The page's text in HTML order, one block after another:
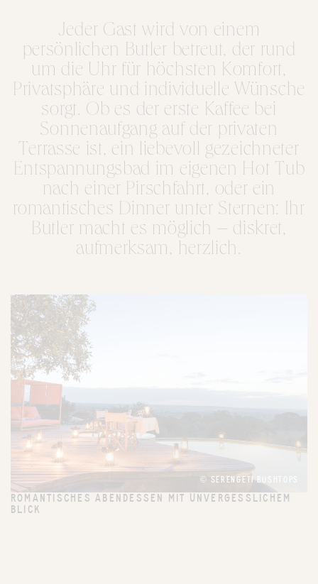
Jeder Gast wird von einem
persönlichen Butler betreut, der rund
um die Uhr für höchsten Komfort,
Privatsphäre und individuelle Wünsche
sorgt. Ob es der erste Kaffee bei
Sonnenaufgang auf der privaten
Terrasse ist, ein liebevoll gezeichneter
Entspannungsbad im eigenen Hot Tub
nach einer Pirschfahrt, oder ein
romantisches Dinner unter Sternen: Ihr
Butler macht es möglich – diskret,
aufmerksam, herzlich.
© SERENGETI BUSHTOPS
ROMANTISCHES ABENDESSEN MIT UNVERGESSLICHEM
BLICK